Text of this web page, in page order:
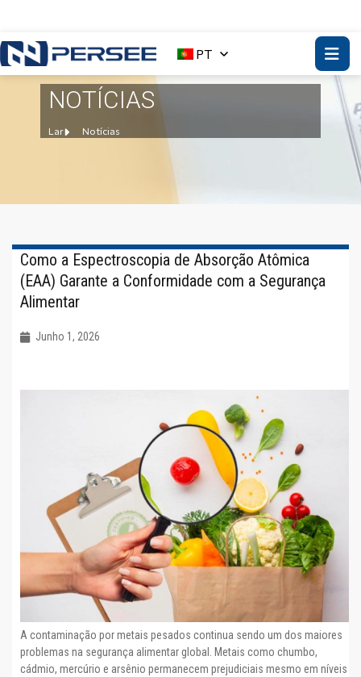
PT
NOTÍCIAS
Lar Notícias
Como a Espectroscopia de Absorção Atômica
(EAA) Garante a Conformidade com a Segurança
Alimentar
Junho 1, 2026
A contaminação por metais pesados ​​continua sendo um dos maiores
problemas na segurança alimentar global. Metais como chumbo,
cádmio, mercúrio e arsênio permanecem prejudiciais mesmo em níveis